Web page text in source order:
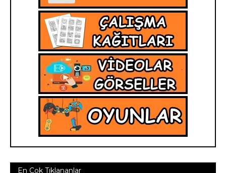
En Çok Tıklananlar